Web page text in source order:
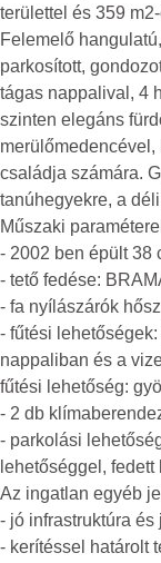
területtel és 359
Felemelő
parkosított,
tágas nappalival, 4
szinten elegáns
családja számára.
tanúhegyekre, a
Műszaki
- 2002 ben épült 38
- tető fedése:
- fa nyílászárók
- fűtési
nappaliban és a
fűtési lehetőség:
- 2 db
- parkolási
lehetőséggel,
Az ingatlan egyéb
- jó infrastruktúra
- kerítéssel határolt